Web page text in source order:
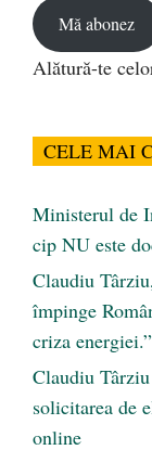
Mă abonez
Alătură-te
CELE MAI
Ministerul de
cip NU este
Claudiu
împinge
criza energiei.”
Claudiu
solicitarea de
online